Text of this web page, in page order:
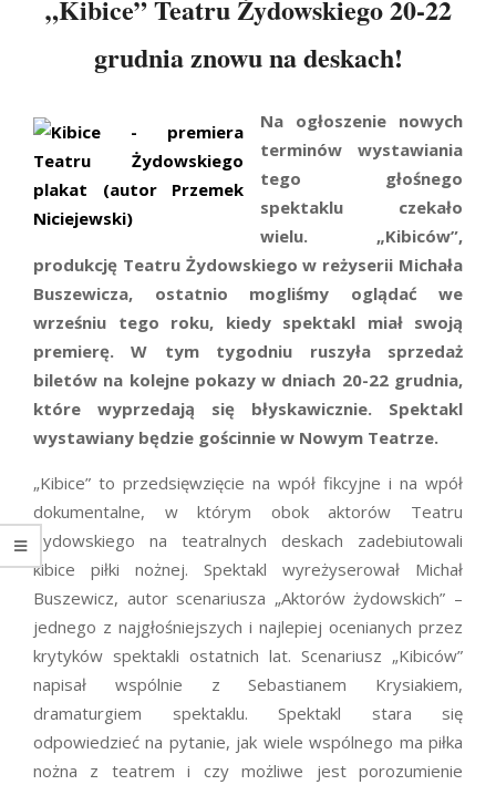
„Kibice” Teatru Żydowskiego 20-22
grudnia znowu na deskach!
Na ogłoszenie nowych
terminów wystawiania
tego głośnego
spektaklu czekało
wielu. „Kibiców”,
produkcję Teatru Żydowskiego w reżyserii Michała
Buszewicza, ostatnio mogliśmy oglądać we
wrześniu tego roku, kiedy spektakl miał swoją
premierę. W tym tygodniu ruszyła sprzedaż
biletów na kolejne pokazy w dniach 20-22 grudnia,
które wyprzedają się błyskawicznie. Spektakl
wystawiany będzie gościnnie w Nowym Teatrze.
„Kibice” to przedsięwzięcie na wpół fikcyjne i na wpół
dokumentalne, w którym obok aktorów Teatru
Żydowskiego na teatralnych deskach zadebiutowali
kibice piłki nożnej. Spektakl wyreżyserował Michał
Buszewicz, autor scenariusza „Aktorów żydowskich” –
jednego z najgłośniejszych i najlepiej ocenianych przez
krytyków spektakli ostatnich lat. Scenariusz „Kibiców”
napisał wspólnie z Sebastianem Krysiakiem,
dramaturgiem spektaklu. Spektakl stara się
odpowiedzieć na pytanie, jak wiele wspólnego ma piłka
nożna z teatrem i czy możliwe jest porozumienie